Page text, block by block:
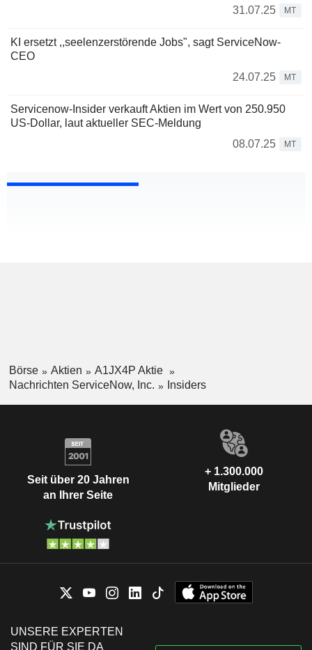
31.07.25
MT
KI ersetzt ,,seelenzerstörende Jobs", sagt ServiceNow-
CEO
24.07.25
MT
Servicenow-Insider verkauft Aktien im Wert von 250.950
US-Dollar, laut aktueller SEC-Meldung
08.07.25
MT
Börse Aktien
A1JX4P Aktie
Nachrichten ServiceNow, Inc.
Insiders
Seit über 20 Jahren
an Ihrer Seite
+ 1.300.000
Mitglieder
UNSERE EXPERTEN
SIND FÜR SIE DA